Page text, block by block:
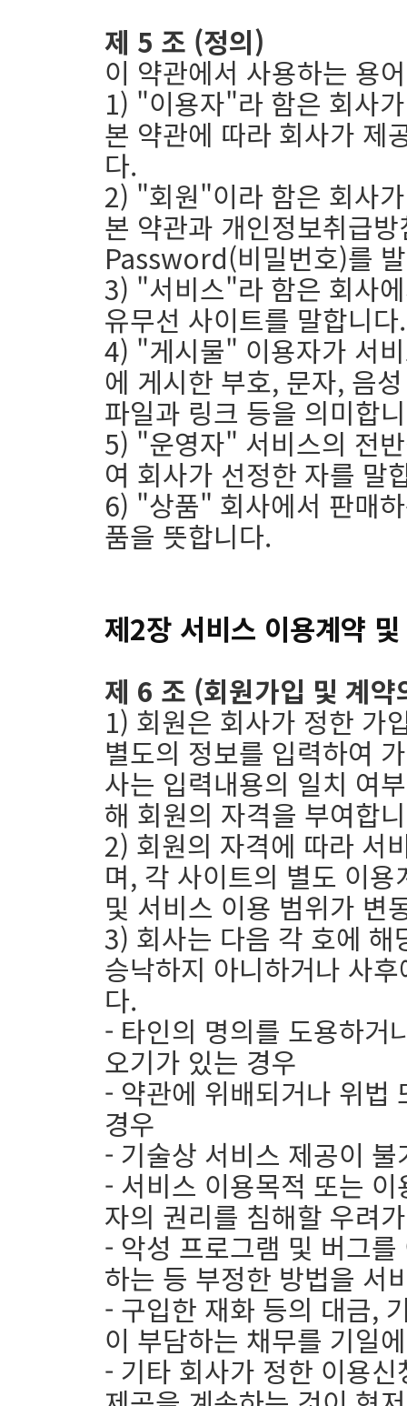
제 5 조 (정의)
이 약관에서 사용하는 용
1) "이용자"라 함은 회사
본 약관에 따라 회사가 제
다.
2) "회원"이라 함은 회사
본 약관과 개인정보취급
Password(비밀번호)를
3) "서비스"라 함은 회사
유무선 사이트를 말합니다.
4) "게시물" 이용자가 서
에 게시한 부호, 문자, 음
파일과 링크 등을 의미합
5) "운영자" 서비스의 전
여 회사가 선정한 자를 말
6) "상품" 회사에서 판매
품을 뜻합니다.
제2장 서비스 이용계약
제 6 조 (회원가입 및 계약
1) 회원은 회사가 정한 가
별도의 정보를 입력하여
사는 입력내용의 일치 여
해 회원의 자격을 부여합
2) 회원의 자격에 따라 서
며, 각 사이트의 별도 이
및 서비스 이용 범위가 변
3) 회사는 다음 각 호에
승낙하지 아니하거나 사
다.
- 타인의 명의를 도용하거
오기가 있는 경우
- 약관에 위배되거나 위법
경우
- 기술상 서비스 제공이
- 서비스 이용목적 또는
자의 권리를 침해할 우려
- 악성 프로그램 및 버그
하는 등 부정한 방법을 서
- 구입한 재화 등의 대금,
이 부담하는 채무를 기일
- 기타 회사가 정한 이용